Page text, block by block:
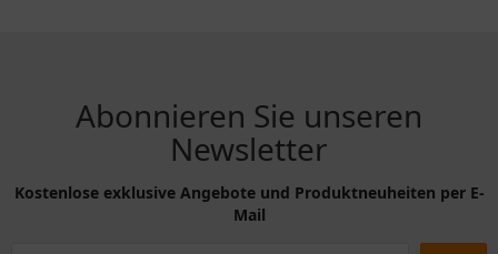
Abonnieren Sie unseren
Newsletter
Kostenlose exklusive Angebote und Produktneuheiten per E-
Mail